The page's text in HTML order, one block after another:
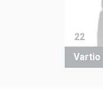
22
Vartio